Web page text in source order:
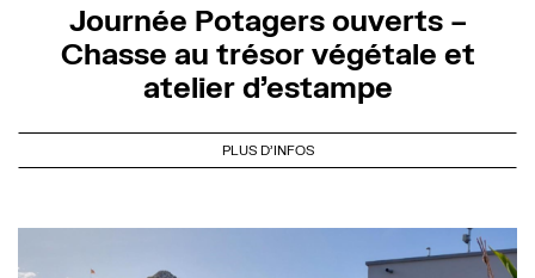
Journée Potagers ouverts –
Chasse au trésor végétale et
atelier d’estampe
PLUS D'INFOS